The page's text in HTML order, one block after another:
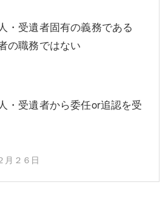
・受遺者固有の義務である
の職務ではない
・受遺者から委任or追認を受
月２６日